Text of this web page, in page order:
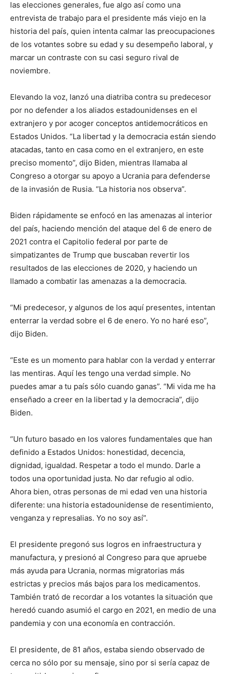
las elecciones generales, fue algo así como una
entrevista de trabajo para el presidente más viejo en la
historia del país, quien intenta calmar las preocupaciones
de los votantes sobre su edad y su desempeño laboral, y
marcar un contraste con su casi seguro rival de
noviembre.
Elevando la voz, lanzó una diatriba contra su predecesor
por no defender a los aliados estadounidenses en el
extranjero y por acoger conceptos antidemocráticos en
Estados Unidos. “La libertad y la democracia están siendo
atacadas, tanto en casa como en el extranjero, en este
preciso momento”, dijo Biden, mientras llamaba al
Congreso a otorgar su apoyo a Ucrania para defenderse
de la invasión de Rusia. “La historia nos observa”.
Biden rápidamente se enfocó en las amenazas al interior
del país, haciendo mención del ataque del 6 de enero de
2021 contra el Capitolio federal por parte de
simpatizantes de Trump que buscaban revertir los
resultados de las elecciones de 2020, y haciendo un
llamado a combatir las amenazas a la democracia.
“Mi predecesor, y algunos de los aquí presentes, intentan
enterrar la verdad sobre el 6 de enero. Yo no haré eso”,
dijo Biden.
“Este es un momento para hablar con la verdad y enterrar
las mentiras. Aquí les tengo una verdad simple. No
puedes amar a tu país sólo cuando ganas”. “Mi vida me ha
enseñado a creer en la libertad y la democracia”, dijo
Biden.
“Un futuro basado en los valores fundamentales que han
definido a Estados Unidos: honestidad, decencia,
dignidad, igualdad. Respetar a todo el mundo. Darle a
todos una oportunidad justa. No dar refugio al odio.
Ahora bien, otras personas de mi edad ven una historia
diferente: una historia estadounidense de resentimiento,
venganza y represalias. Yo no soy así”.
El presidente pregonó sus logros en infraestructura y
manufactura, y presionó al Congreso para que apruebe
más ayuda para Ucrania, normas migratorias más
estrictas y precios más bajos para los medicamentos.
También trató de recordar a los votantes la situación que
heredó cuando asumió el cargo en 2021, en medio de una
pandemia y con una economía en contracción.
El presidente, de 81 años, estaba siendo observado de
cerca no sólo por su mensaje, sino por si sería capaz de